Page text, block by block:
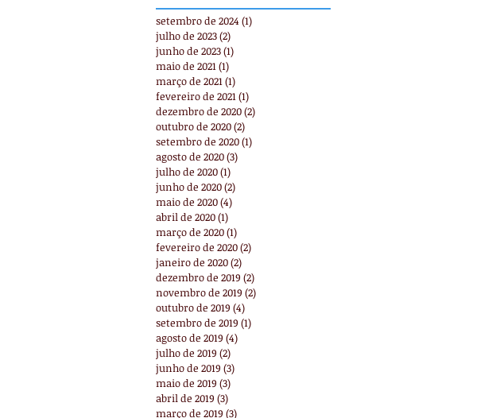
setembro de 2024 (1)
julho de 2023(2)
junho de 2023(1)
maio de 2021(1)
março de 2021(1)
fevereiro de 2021(1)
dezembro de 2020(2)
outubro de 2020(2)
setembro de 2020(1)
agosto de 2020(3)
julho de 2020(1)
junho de 2020(2)
maio de 2020(4)
abril de 2020(1)
março de 2020(1)
fevereiro de 2020(2)
janeiro de 2020(2)
dezembro de 2019 (2)
novembro de 2019 (2)
outubro de 2019 (4)
setembro de 2019 (1)
agosto de 2019 (4)
julho de 2019 (2)
junho de 2019 (3)
maio de 2019 (3)
abril de 2019 (3)
março de 2019 (3)